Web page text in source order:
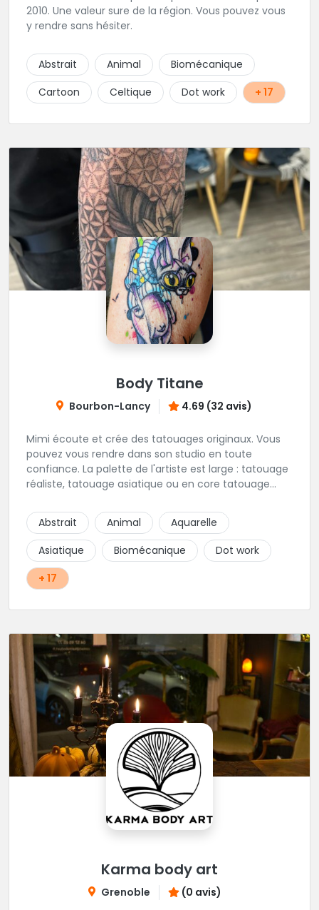
2010. Une valeur sure de la région. Vous pouvez vous
y rendre sans hésiter.
Abstrait Animal
Biomécanique
Cartoon
Celtique Dot work + 17
Body Titane
Bourbon-Lancy 4.69 (32 avis)
Mimi écoute et crée des tatouages originaux. Vous
pouvez vous rendre dans son studio en toute
confiance. La palette de l'artiste est large : tatouage
réaliste, tatouage asiatique ou en core tatouage
construire un projet qui vous ressemble.
Abstrait Animal
Aquarelle
Asiatique
Biomécanique
Dot work
+ 17
Karma body art
Grenoble (0 avis)